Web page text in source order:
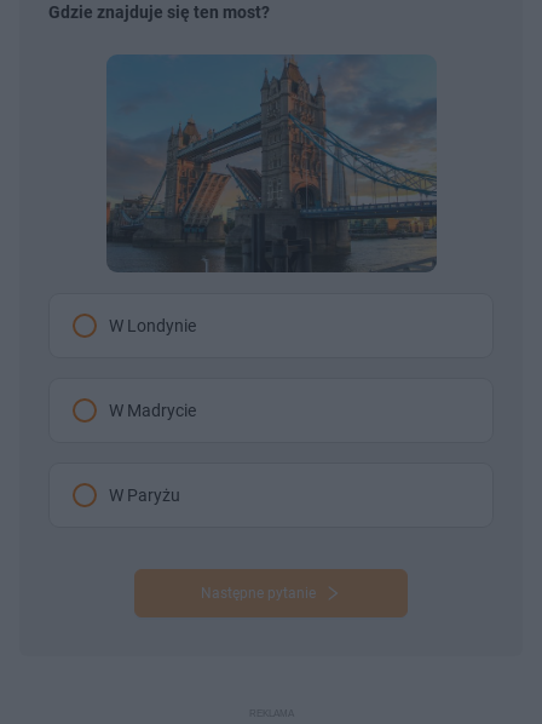
Gdzie znajduje się ten most?
W Londynie
W Madrycie
W Paryżu
Następne pytanie